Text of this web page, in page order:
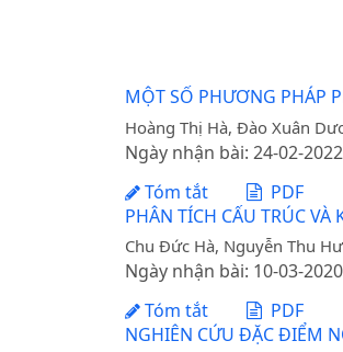
MỘT SỐ PHƯƠNG PHÁP
Hoàng Thị Hà, Đào Xuân
Ngày nhận bài: 24-02-
Tóm tắt
PDF
PHÂN TÍCH CẤU TRÚC
Chu Đức Hà, Nguyễn Thu
Ngày nhận bài: 10-03-
Tóm tắt
PDF
NGHIÊN CỨU ĐẶC ĐIỂM